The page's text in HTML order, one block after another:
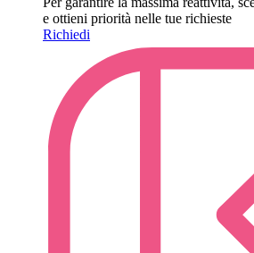
e ottieni priorità nelle tue richieste
Richiedi